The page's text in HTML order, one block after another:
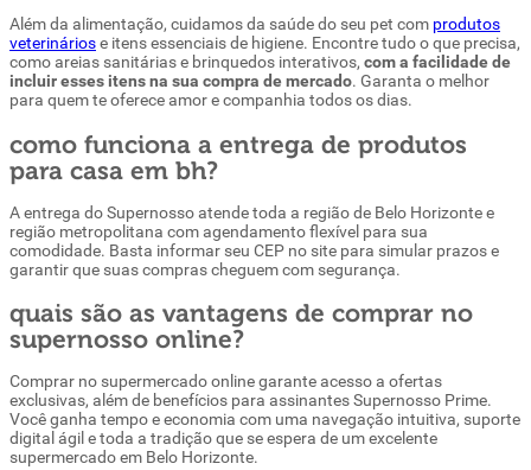
Além da alimentação, cuidamos da saúde do seu pet com produtos
veterináriose itens essenciais de higiene. Encontre tudo o que precisa,
como areias sanitárias e brinquedos interativos, com a facilidade de
incluir esses itens na sua compra de mercado. Garanta o melhor
para quem te oferece amor e companhia todos os dias.
como funciona a entrega de produtos
para casa em bh?
A entrega do Supernosso atende toda a região de Belo Horizonte e
região metropolitana com agendamento flexível para sua
comodidade. Basta informar seu CEP no site para simular prazos e
garantir que suas compras cheguem com segurança.
quais são as vantagens de comprar no
supernosso online?
Comprar no supermercado online garante acesso a ofertas
exclusivas, além de benefícios para assinantes Supernosso Prime.
Você ganha tempo e economia com uma navegação intuitiva, suporte
digital ágil e toda a tradição que se espera de um excelente
supermercado em Belo Horizonte.